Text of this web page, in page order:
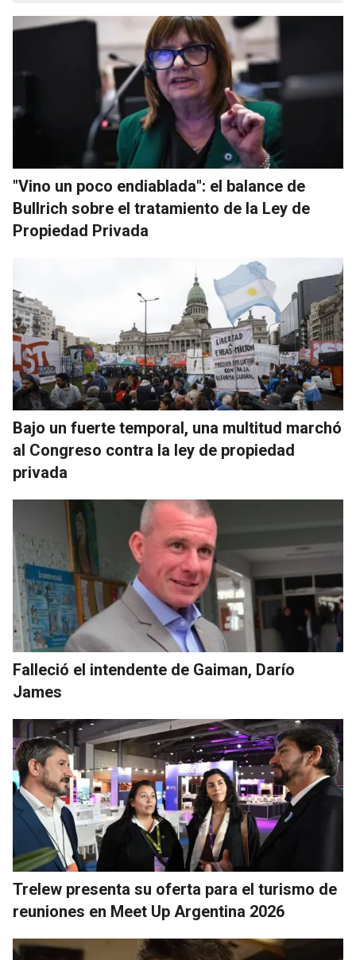
"Vino un poco endiablada": el balance de
Bullrich sobre el tratamiento de la Ley de
Propiedad Privada
Bajo un fuerte temporal, una multitud marchó
al Congreso contra la ley de propiedad
privada
Falleció el intendente de Gaiman, Darío
James
Trelew presenta su oferta para el turismo de
reuniones en Meet Up Argentina 2026